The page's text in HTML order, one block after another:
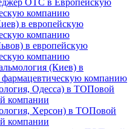
ОТС в Европейскую
компанию
в европейскую
компанию
в европейскую
компанию
(Киев) в
компанию
Одесса) в ТОПовой
компании
Херсон) в ТОПовой
компании